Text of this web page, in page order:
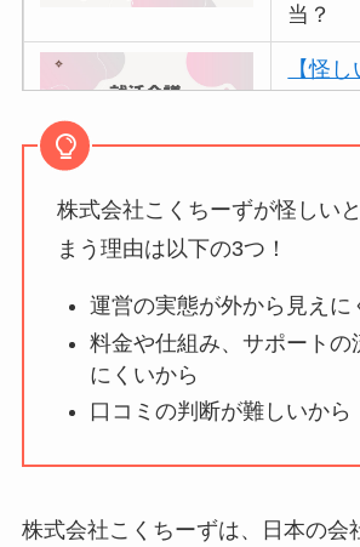
当？
【怪
アトム
本当？
ータバ
う？
【怪し
株式会社こくちーずが怪しい
まう理由は以下の3つ！
運営の実態が外から見えに
料金や仕組み、サポートの
にくいから
口コミの判断が難しいから
株式会社こくちーずは、日本の会